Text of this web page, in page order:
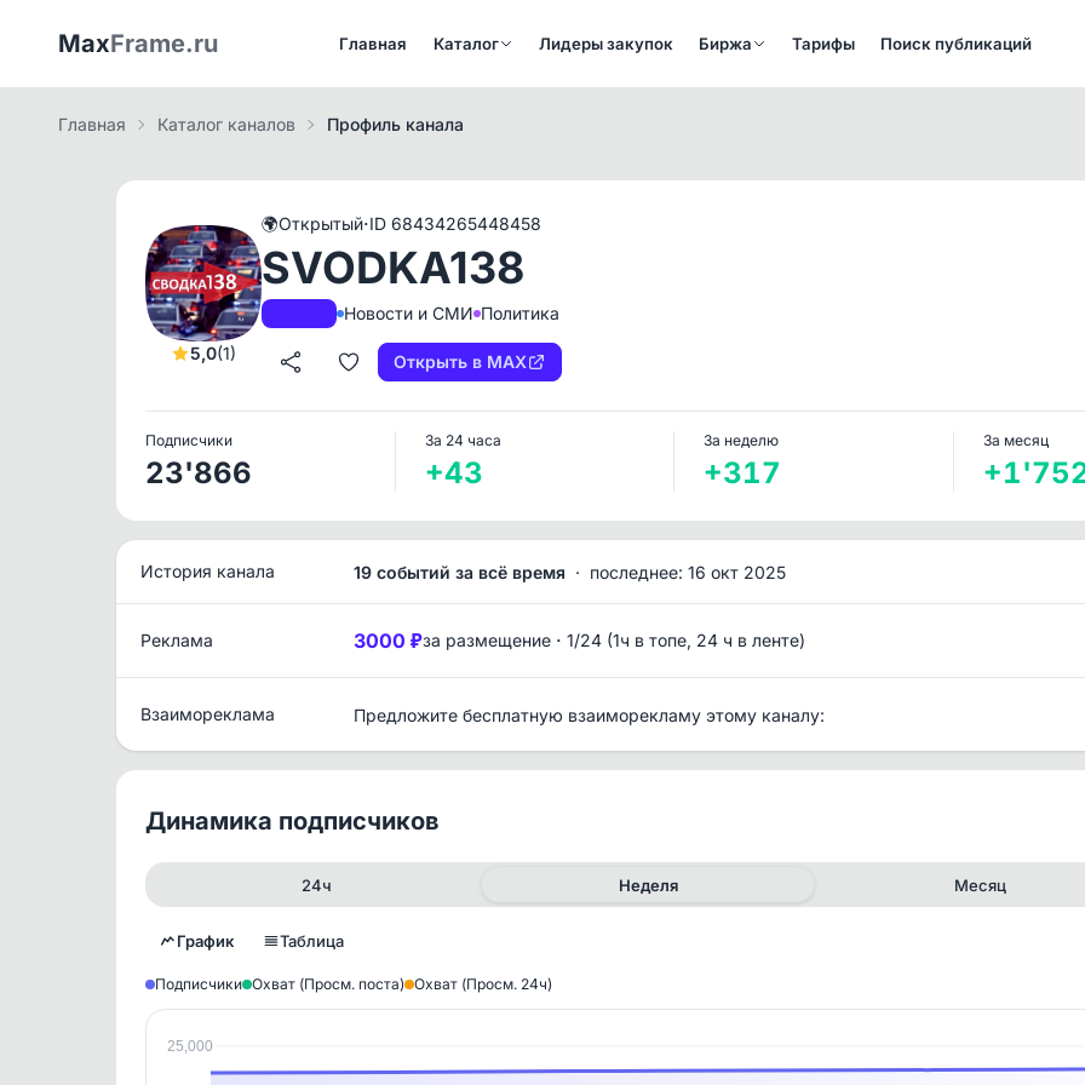
MaxFrame.ru Главная Каталог Лидеры закупок Биржа Тарифы Поиск публикаций
Главная Каталог каналов Профиль канала
5,0(1)
🌍Открытый·ID 68434265448458
SVODKA138
Новости и СМИ Политика
Открыть в MAX
Подписчики
23'866
За 24 часа
+43
За неделю
+317
За месяц
История канала 19 событий за всё время · последнее: 16 окт 2025
Реклама 3000 ₽за размещение · 1/24 (1ч в топе, 24 ч в ленте)
Взаимореклама Предложите бесплатную взаиморекламу этому каналу:
История канала
Динамика подписчиков
24ч Неделя Месяц
График Таблица
Подписчики Охват (Просм. поста) Охват (Просм. 24ч)
25,000